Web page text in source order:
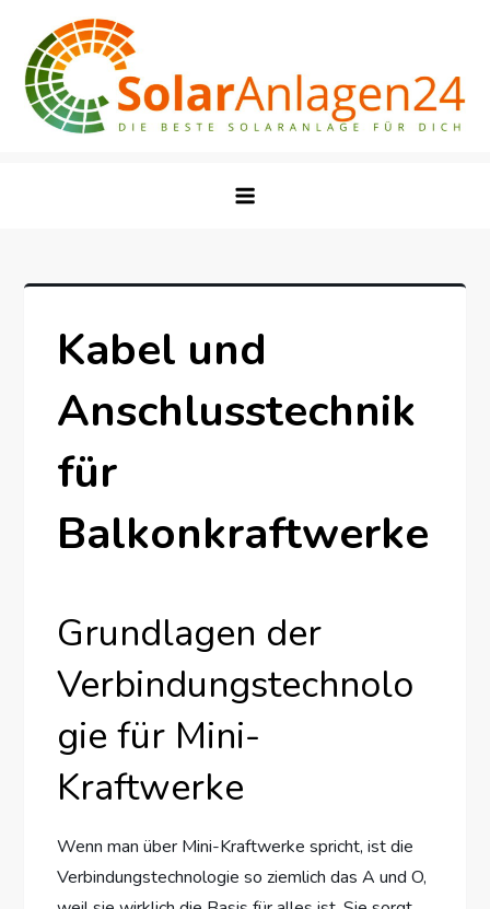
content
Kabel und
Anschlusstechnik
für
Balkonkraftwerke
Grundlagen der
Verbindungstechnolo
gie für Mini-
Kraftwerke
Wenn man über Mini-Kraftwerke spricht, ist die
Verbindungstechnologie so ziemlich das A und O,